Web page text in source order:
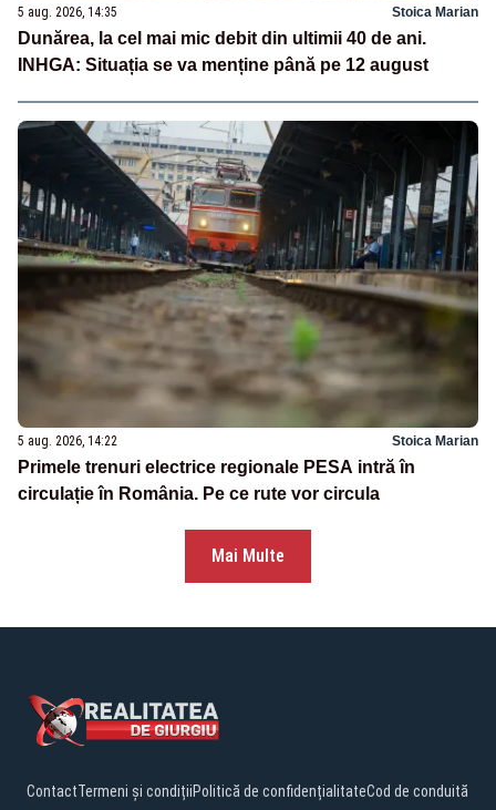
5 aug. 2026, 14:35 Stoica Marian
Dunărea, la cel mai mic debit din ultimii 40 de ani.
INHGA: Situația se va menține până pe 12 august
5 aug. 2026, 14:22 Stoica Marian
Primele trenuri electrice regionale PESA intră în
circulație în România. Pe ce rute vor circula
Mai Multe
ContactTermeni și condițiiPolitică de confidențialitateCod de conduită